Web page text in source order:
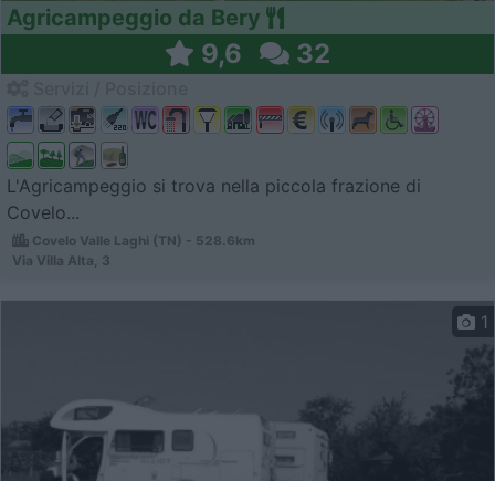
Agricampeggio da Bery
9,6 32
L'Agricampeggio si trova nella piccola frazione di
Covelo...
Covelo Valle Laghi (TN) - 528.6km
Via Villa Alta, 3
1